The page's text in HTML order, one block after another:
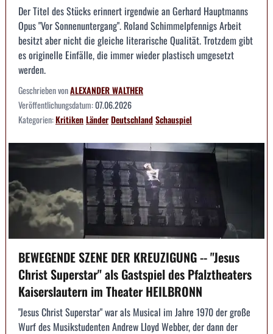
Der Titel des Stücks erinnert irgendwie an Gerhard Hauptmanns
Opus "Vor Sonnenuntergang". Roland Schimmelpfennigs Arbeit
besitzt aber nicht die gleiche literarische Qualität. Trotzdem gibt
es originelle Einfälle, die immer wieder plastisch umgesetzt
werden.
Geschrieben vonALEXANDER WALTHER
Veröffentlichungsdatum:07.06.2026
Kategorien:KritikenLänderDeutschlandSchauspiel
BEWEGENDE SZENE DER KREUZIGUNG -- "Jesus
Christ Superstar" als Gastspiel des Pfalztheaters
Kaiserslautern im Theater HEILBRONN
"Jesus Christ Superstar" war als Musical im Jahre 1970 der große
Wurf des Musikstudenten Andrew Lloyd Webber, der dann der